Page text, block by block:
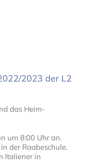
2023 der L2
das Heim-
um 8:00 Uhr an.
der Raabeschule.
Italiener in